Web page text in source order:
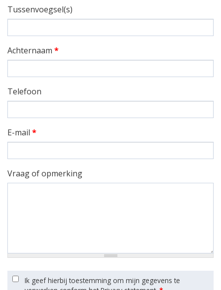
Tussenvoegsel(s)
Achternaam *
Telefoon
E-mail *
Vraag of opmerking
Ik geef hierbij toestemming om mijn gegevens te